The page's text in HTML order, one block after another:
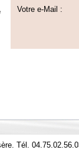
Votre e-Mail :
Tél.